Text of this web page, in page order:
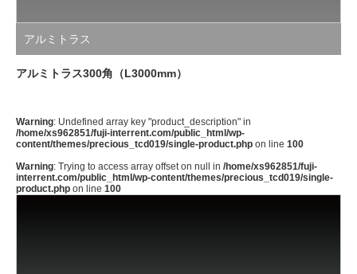
アルミトラス
アルミトラス300角（L3000mm）
Warning: Undefined array key "product_description" in
/home/xs962851/fuji-interrent.com/public_html/wp-
content/themes/precious_tcd019/single-product.php on line 100
Warning: Trying to access array offset on null in /home/xs962851/fuji-
interrent.com/public_html/wp-content/themes/precious_tcd019/single-
product.php on line 100